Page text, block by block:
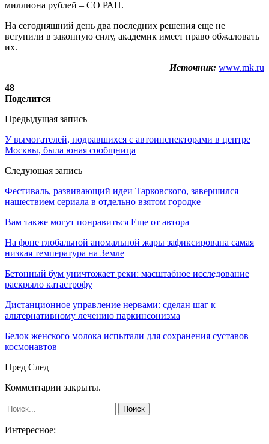
миллиона рублей – СО РАН.
На сегодняшний день два последних решения еще не
вступили в законную силу, академик имеет право обжаловать
их.
Источник: www.mk.ru
48
Поделится
Предыдущая запись
У вымогателей, подравшихся с автоинспекторами в центре
Москвы, была юная сообщница
Следующая запись
Фестиваль, развивающий идеи Тарковского, завершился
нашествием сериала в отдельно взятом городке
Вам также могут понравиться Еще от автора
На фоне глобальной аномальной жары зафиксирована самая
низкая температура на Земле
Бетонный бум уничтожает реки: масштабное исследование
раскрыло катастрофу
Дистанционное управление нервами: сделан шаг к
альтернативному лечению паркинсонизма
Белок женского молока испытали для сохранения суставов
космонавтов
Пред След
Комментарии закрыты.
Интересное: